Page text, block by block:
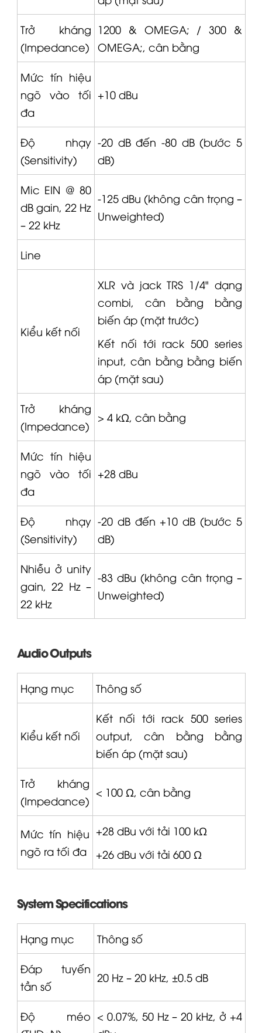
Trở kháng
(Impedance)
1200 & OMEGA; / 300 &
OMEGA;, cân bằng
Mức tín hiệu
ngõ vào tối
đa
+10 dBu
Độ nhạy
(Sensitivity)
-20 dB đến -80 dB (bước 5
dB)
Mic EIN @ 80
dB gain, 22 Hz
– 22 kHz
-125 dBu (không cân trọng –
Unweighted)
Line
Kiểu kết nối
XLRvà jack TRS 1/4" dạng
combi, cân bằng bằng
biến áp (mặt trước)
Kết nối tới rack 500 series
input, cân bằng bằng biến
áp (mặt sau)
Trở kháng
(Impedance)
> 4 kΩ, cân bằng
Mức tín hiệu
ngõ vào tối
đa
+28 dBu
Độ nhạy
(Sensitivity)
-20 dB đến +10 dB (bước 5
dB)
Nhiễu ở unity
gain, 22 Hz –
22 kHz
-83 dBu (không cân trọng –
Unweighted)
Audio Outputs
Hạng mục Thông số
Kiểu kết nối
Kết nối tới rack 500 series
output, cân bằng bằng
biến áp (mặt sau)
Trở kháng
(Impedance)
< 100 Ω, cân bằng
Mức tín hiệu
ngõ ra tối đa
+28 dBu với tải 100 kΩ
+26 dBu với tải 600 Ω
System Specifications
Hạng mục Thông số
Đáp tuyến
tần số
20 Hz – 20 kHz, ±0.5 dB
Độ méo < 0.07%, 50 Hz – 20 kHz, ở +4